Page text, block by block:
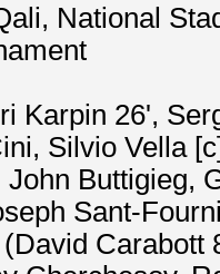
National
Karpin 26',
Silvio Vella
Buttigieg,
Sant-
Carabott